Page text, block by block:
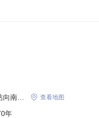
 查看地图
年